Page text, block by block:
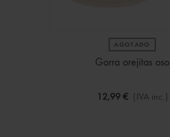
AGOTADO
Gorra orejitas oso
12,99 € (IVA inc.)